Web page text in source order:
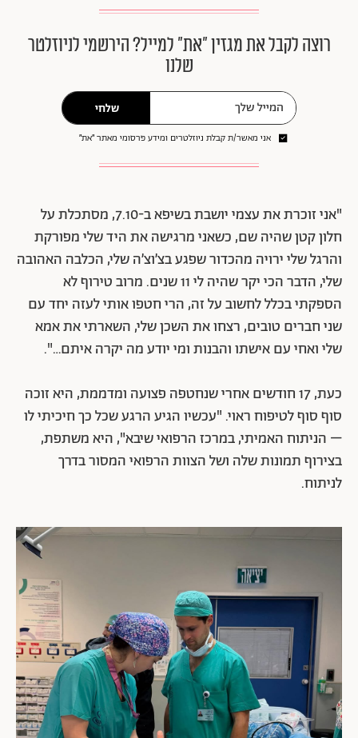
רוצה לקבל את מגזין ״את״ למייל? הירשמי לניוזלטר
שלנו
שלחי
אני מאשר/ת קבלת ניוזלטרים ומידע פרסומי מאתר ״את״
"אני זוכרת את עצמי יושבת בשיפא ב-7.10, מסתכלת על
חלון קטן שהיה שם, כשאני מרגישה את היד שלי מפורקת
והרגל שלי ירויה מהכדור שפגע בצ’וצ’ה שלי, הכלבה האהובה
שלי, הדבר הכי יקר שהיה לי 11 שנים. מרוב טירוף לא
הספקתי בכלל לחשוב על זה, הרי חטפו אותי לעזה יחד עם
שני חברים טובים, רצחו את השכן שלי, השארתי את אמא
שלי ואחי עם אישתו והבנות ומי יודע מה יקרה איתם…".
כעת, 17 חודשים אחרי שנחטפה פצועה ומדממת, היא זוכה
סוף סוף לטיפוח ראוי. "עכשיו הגיע הרגע שכל כך חיכיתי לו
– הניתוח האמיתי, במרכז הרפואי שיבא", היא משתפת,
בצירוף תמונות שלה ושל הצוות הרפואי המסור בדרך
לניתוח.